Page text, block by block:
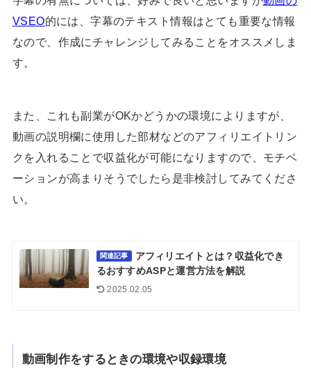
VSEO的には、字幕のテキスト情報はとても重要な情報
なので、作成にチャレンジしてみることをオススメしま
す。
また、これも副業がOKかどうかの環境によりますが、
動画の説明欄に使用した部材などのアフィリエイトリン
クを入れることで収益化が可能になりますので、モチベ
ーションが高まりそうでしたら是非検討してみてくださ
い。
関連記事
アフィリエイトとは？収益化でき
るおすすめASPと運営方法を解説
2025.02.05
動画制作をするときの環境や収録環境